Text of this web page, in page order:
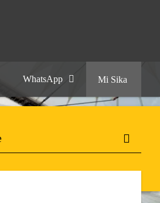
WhatsApp Mi Sika